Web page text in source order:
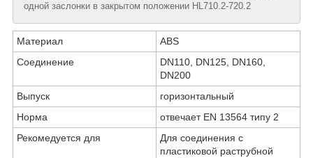
одной заслонки в закрытом положении HL710.2-720.2
Материал
ABS
Соединение
DN110, DN125, DN160,
DN200
Выпуск
горизонтальный
Норма
отвечает EN 13564 типу 2
Рекомедуется для
Для соединения с
пластиковой раструбной